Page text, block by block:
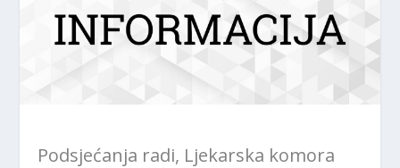
Podsjećanja radi, Ljekarska komora